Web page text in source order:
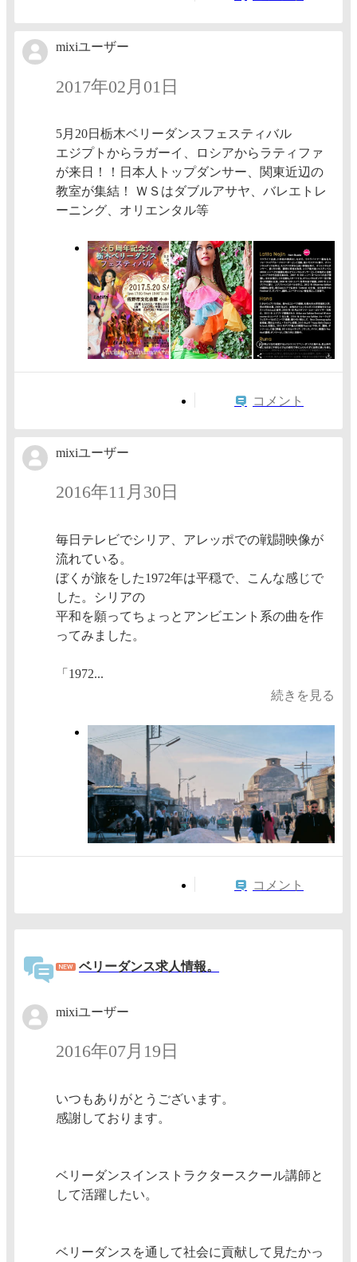
mixiユーザー
2017年02月01日
5月20日栃木ベリーダンスフェスティバル
エジプトからラガーイ、ロシアからラティファ
が来日！！日本人トップダンサー、関東近辺の
教室が集結！ ＷＳはダブルアサヤ、バレエトレ
ーニング、オリエンタル等
コメント
mixiユーザー
2016年11月30日
毎日テレビでシリア、アレッポでの戦闘映像が
流れている。
ぼくが旅をした1972年は平穏で、こんな感じで
した。シリアの
平和を願ってちょっとアンビエント系の曲を作
ってみました。
「1972...
続きを見る
コメント
ベリーダンス求人情報。
mixiユーザー
2016年07月19日
いつもありがとうございます。
感謝しております。
ベリーダンスインストラクタースクール講師と
して活躍したい。
ベリーダンスを通して社会に貢献して見たかっ